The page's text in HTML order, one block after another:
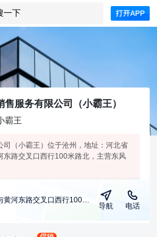
一下
服务有限公司（小霸王）
霸王
司（小霸王）位于沧州，地址：河北省
东路交叉口西行100米路北，主营东风
河北省沧州市新华区解放东路与黄河东路交叉口西行100米路北
导航 电话